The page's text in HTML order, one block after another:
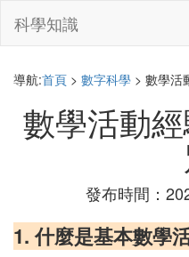
科學知識
導航:首頁 > 數字科學 > 數學活
數學活動
發布時間：
1. 什麼是基本數學